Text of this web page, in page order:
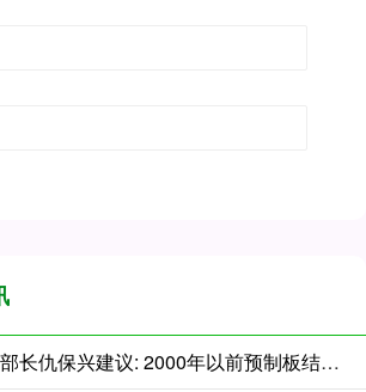
牛盈宝 住建部原副部长仇保兴建议: 2000年以前预制板结构的房子都应逐步拆除